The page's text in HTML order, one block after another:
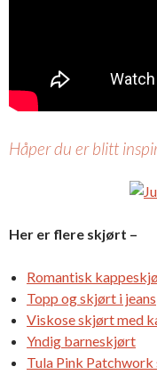
Håper du er blitt
Her er flere skjørt –
Romantisk
Topp og skjørt i jeans
Viskose skjørt med
Yndig barneskjørt
Tula Pink